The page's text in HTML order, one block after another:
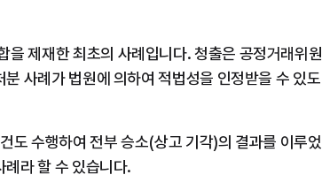
제재한 최초의 사례입니다. 청출은 공정거래위원
사례가 법원에 의하여 적법성을 인정받을 수 있도
도 수행하여 전부 승소(상고 기각)의 결과를 이루었
례라 할 수 있습니다.